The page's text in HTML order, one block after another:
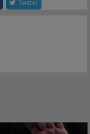
Twitter